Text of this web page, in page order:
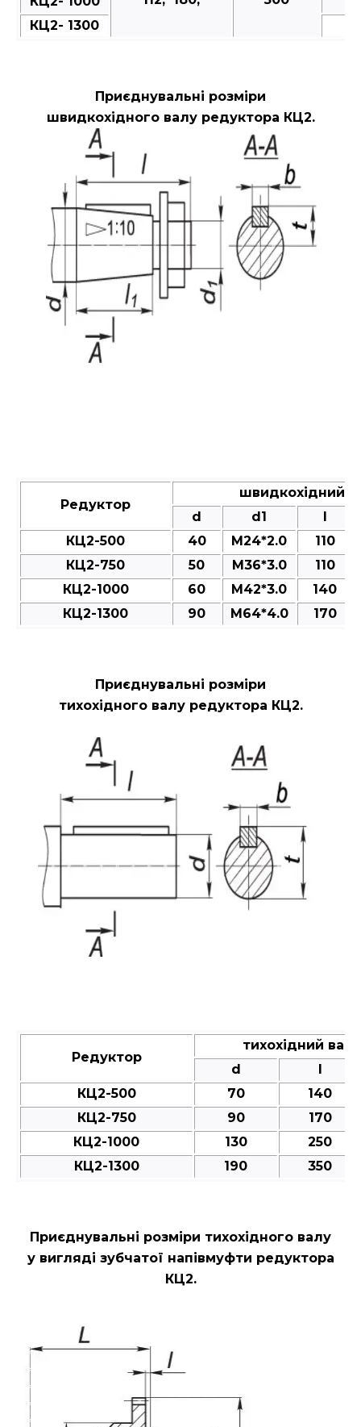
КЦ2- 1300
Приєднувальні розміри
швидкохідного валу редуктора КЦ2.
Редуктор
швидкохідний
d
d1
l
КЦ2-500
40 M24*2.0
110
КЦ2-750
50 M36*3.0
110
КЦ2-1000
60 M42*3.0
140
КЦ2-1300
90 M64*4.0 170
Приєднувальні розміри
тихохідного валу редуктора КЦ2.
Редуктор
тихохідний
d
l
КЦ2-500
70
140
КЦ2-750
90
170
КЦ2-1000
130
250
КЦ2-1300
190 350
Приєднувальні розміри тихохідного валу
у вигляді зубчатої напівмуфти редуктора
КЦ2.